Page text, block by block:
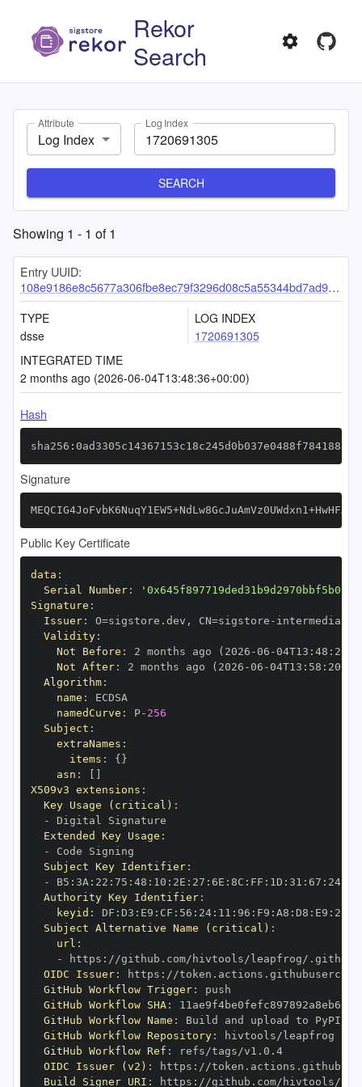
Rekor
Search
Attribute
Log Index
Log Index
SEARCH
Showing 1 - 1 of1
Entry UUID:
108e9186e8c5677a306fbe8ec79f3296d08c5a55344bd7ad982a8e19b20639481c945878edfcbe17
TYPE
dsse
LOG INDEX
1720691305
INTEGRATED TIME
2 months ago (2026-06-04T13:48:36+00:00)
Hash
Signature
Public Key Certificate
data :
Serial Number:
Signature :
Issuer: O=sigstore.dev , CN=sigstore -
Validity:
Not Before : 2 months ago (2026 -06 -04T13 : 48 :
Not After: 2 months ago (2026 -06 -04T13 : 58 : 20+00
Algorithm:
name :
namedCurve : P- 256
Subject :
extraNames :
items : { }
asn :
X509v3 extensions :
Key Usage (critical) :
-
Extended Key Usage :
-
Subject Key Identifier:
-
B5 : 3A : 22 : 75 : 48 : 10 : 2E : 27 : 6E : 8C : FF : 1D : 31 : 67 : 24:
Authority Key Identifier:
keyid : DF : D3 : E9 : CF : 56 : 24: 11 : 96 : F9 : A8 : D8 : E9 : 28
Subject Alternative Name (critical) :
url :
-
https : //github.com/hivtools/leapfrog/.github/
OIDC Issuer: https :
GitHub Workflow Trigger:
GitHub Workflow SHA:
GitHub Workflow Name :
GitHub Workflow Repository:
GitHub Workflow Ref :
refs/tags/v1.0.4
OIDC Issuer (v2) : https :
Build Signer URI : https : //github.com/hivtools/